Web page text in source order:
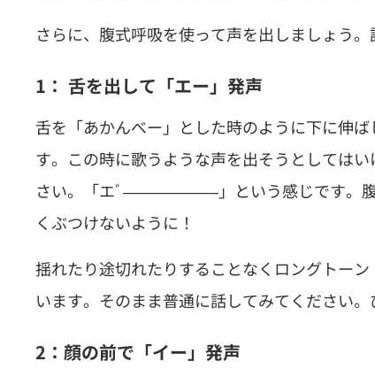
さらに、腹式呼吸を使って声を出しましょう
1： 舌を出して「エー」発声
舌を「あかんべー」とした時のように下に
す。この時に歌うような声を出そうとしては
さい。「エﾞ――――――」という感じです。腹
くぶつけないように！
揺れたり途切れたりすることなくロングトー
います。そのまま普通に話してみてください
2 ：顔の前で「イー」発声